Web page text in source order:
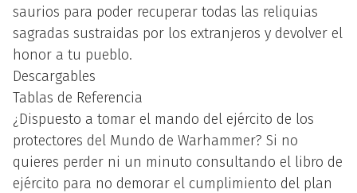
saurios para poder recuperar todas las reliquias
sagradas sustraidas por los extranjeros y devolver el
honor a tu pueblo.
Descargables
Tablas de Referencia
¿Dispuesto a tomar el mando del ejército de los
protectores del Mundo de Warhammer? Si no
quieres perder ni un minuto consultando el libro de
ejército para no demorar el cumplimiento del plan